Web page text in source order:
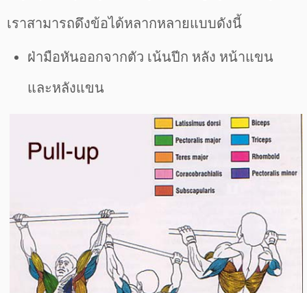
เราสามารถดึงข้อได้หลากหลายแบบดังนี้
ฝ่ามือหันออกจากตัว เน้นปีก หลัง หน้าแขน
และหลังแขน